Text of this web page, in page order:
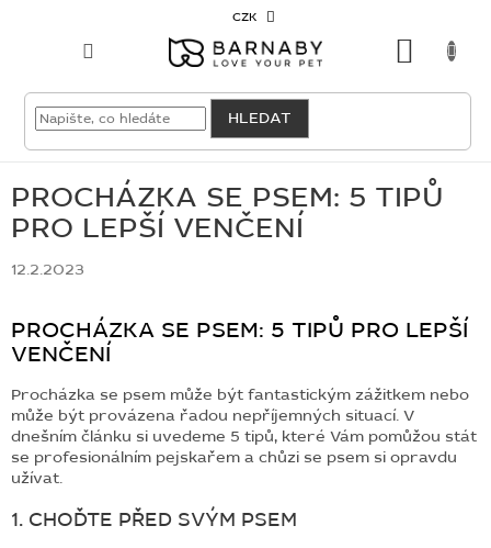
CZK
HLEDAT
VELKOODBĚRATEL
PSY
KOČKY
PRO
CHOVATELE
NOVINKY
OUTLET
SKLADOVKY
BLOG
PROCHÁZKA SE PSEM: 5 TIPŮ
PRO LEPŠÍ VENČENÍ
12.2.2023
PROCHÁZKA SE PSEM: 5 TIPŮ PRO LEPŠÍ
VENČENÍ
Procházka se psem může být fantastickým zážitkem nebo
může být provázena řadou nepříjemných situací. V
dnešním článku si uvedeme 5 tipů, které Vám pomůžou stát
se profesionálním pejskařem a chůzi se psem si opravdu
užívat.
1. CHOĎTE PŘED SVÝM PSEM